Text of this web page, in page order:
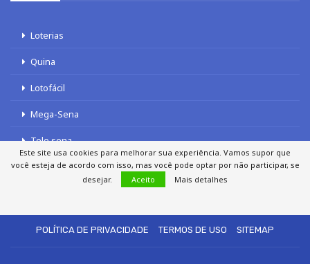
Loterias
Quina
Lotofácil
Mega-Sena
Tele sena
POLÍTICA DE PRIVACIDADE
TERMOS DE USO SITEMAP
Este site usa cookies para melhorar sua experiência. Vamos supor que
você esteja de acordo com isso, mas você pode optar por não participar, se
desejar.
Aceito Mais detalhes